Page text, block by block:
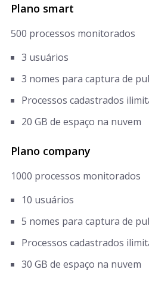
Plano smart
500 processos monitorados
3 usuários
3 nomes para captura de
Processos cadastrados
20 GB de espaço na nuvem
Plano company
1000 processos monitorados
10 usuários
5 nomes para captura de
Processos cadastrados
30 GB de espaço na nuvem